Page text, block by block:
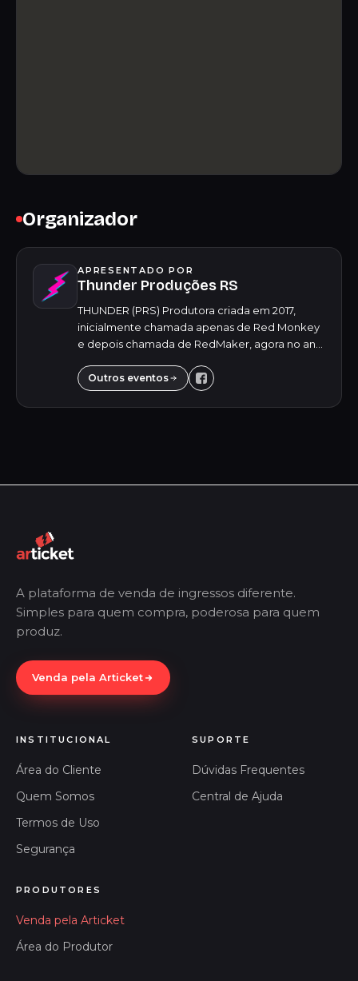
Organizador
APRESENTADO POR
Thunder Produções RS
THUNDER (PRS) Produtora criada em 2017,
inicialmente chamada apenas de Red Monkey
e depois chamada de RedMaker, agora no ano
de inovar mais uma vez, atualizar o nome da
produt...
Outros eventos
A plataforma de venda de ingressos diferente.
Simples para quem compra, poderosa para quem
produz.
Venda pela Articket
INSTITUCIONAL
Área do Cliente
Quem Somos
Termos de Uso
Segurança
SUPORTE
Dúvidas Frequentes
Central de Ajuda
PRODUTORES
Venda pela Articket
Área do Produtor